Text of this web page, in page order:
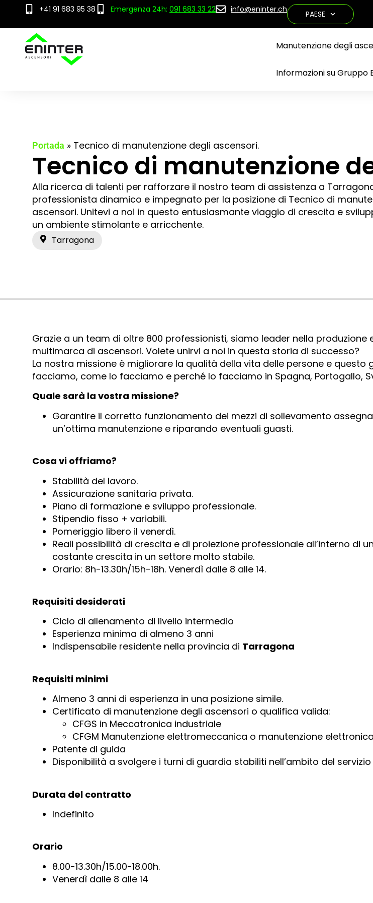
+41 91 683 95 38 Emergenza 24h: 091 683 33 22 info@eninter.ch PAESE
Manutenzione degli
Informazioni su Gruppo
Portada » Tecnico di manutenzione degli ascensori.
Tecnico di manutenzione
Alla ricerca di talenti per rafforzare il nostro team di assistenza a
professionista dinamico e impegnato per la posizione di Tecnico di
ascensori. Unitevi a noi in questo entusiasmante viaggio di crescita e
un ambiente stimolante e arricchente.
Tarragona
Grazie a un team di oltre 800 professionisti, siamo leader nella produzione
multimarca di ascensori. Volete unirvi a noi in questa storia di successo?
La nostra missione è migliorare la qualità della vita delle persone e questo
facciamo, come lo facciamo e perché lo facciamo in Spagna, Portogallo,
Quale sarà la vostra missione?
Garantire il corretto funzionamento dei mezzi di sollevamento
un’ottima manutenzione e riparando eventuali guasti.
Cosa vi offriamo?
Stabilità del lavoro.
Assicurazione sanitaria privata.
Piano di formazione e sviluppo professionale.
Stipendio fisso + variabili.
Pomeriggio libero il venerdì.
Reali possibilità di crescita e di proiezione professionale all’interno di
costante crescita in un settore molto stabile.
Orario: 8h-13.30h/15h-18h. Venerdì dalle 8 alle 14.
Requisiti desiderati
Ciclo di allenamento di livello intermedio
Esperienza minima di almeno 3 anni
Indispensabile residente nella provincia di Tarragona
Requisiti minimi
Almeno 3 anni di esperienza in una posizione simile.
Certificato di manutenzione degli ascensori o qualifica valida:
CFGS in Meccatronica industriale
CFGM Manutenzione elettromeccanica o manutenzione elettronica
Patente di guida
Disponibilità a svolgere i turni di guardia stabiliti nell’ambito del
Durata del contratto
Indefinito
Orario
8.00-13.30h/15.00-18.00h.
Venerdì dalle 8 alle 14